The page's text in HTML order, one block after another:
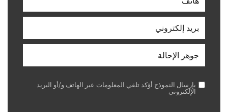
بإرسال النموذج أؤكد تلقي المعلومات عبر الهاتف و/أو البريد
الإلكتروني